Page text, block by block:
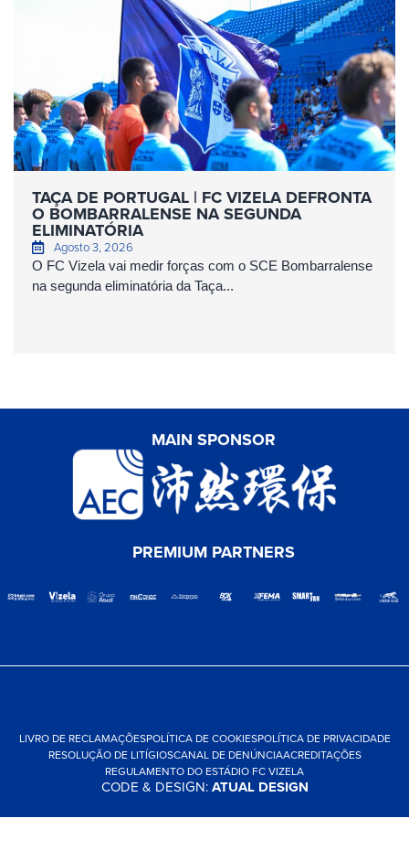
TAÇA DE PORTUGAL | FC VIZELA DEFRONTA
O BOMBARRALENSE NA SEGUNDA
ELIMINATÓRIA
Agosto 3, 2026
O FC Vizela vai medir forças com o SCE Bombarralense
na segunda eliminatória da Taça...
MAIN SPONSOR
PREMIUM PARTNERS
LIVRO DE RECLAMAÇÕESPOLÍTICA DE COOKIESPOLÍTICA DE PRIVACIDADE
RESOLUÇÃO DE LITÍGIOSCANAL DE DENÚNCIAACREDITAÇÕES
REGULAMENTO DO ESTÁDIO FC VIZELA
CODE & DESIGN:ATUAL DESIGN